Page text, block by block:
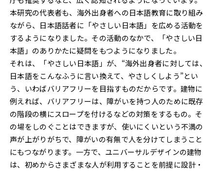
本研究の代表者も、海外出身者への日本語教育に取り組み
ながら、日本語話者に「やさしい日本語」を広める活動を
するようになりました。その活動のなかで、「やさしい日
本語」のありかたに疑問をもつようになりました。
それは、「やさしい日本語」が、“海外出身者に対しては、
日本語をこんなふうに言い換えて、やさしくしよう”とい
う、いわばバリアフリーを目指すものだからです。建物に
例えれば、バリアフリーは、障がいを持つ人のために既存
の階段の横にスロープを付けるなどの対策をするもの。そ
の場をしのぐことはできますが、使いにくいという不満の
声が上がりがちで、障がいの有無で人を分けてしまうこと
にもつながります。一方で、ユニバーサルデザインの建物
は、初めからさまざまな人が利用することを前提に設計・